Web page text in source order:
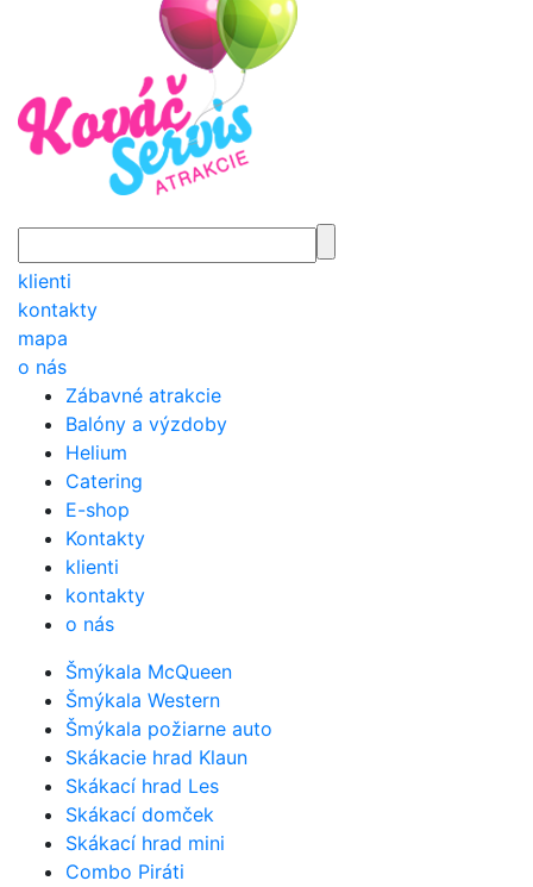
klienti
kontakty
mapa
o nás
Zábavné atrakcie
Balóny a výzdoby
Helium
Catering
E-shop
Kontakty
klienti
kontakty
o nás
Šmýkala McQueen
Šmýkala Western
Šmýkala požiarne auto
Skákacie hrad Klaun
Skákací hrad Les
Skákací domček
Skákací hrad mini
Combo Piráti